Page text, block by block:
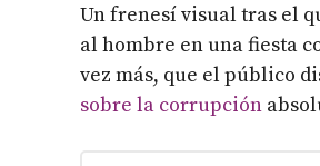
Un frenesí visual tras el
al hombre en una fiesta
vez más, que el público
sobre la corrupción